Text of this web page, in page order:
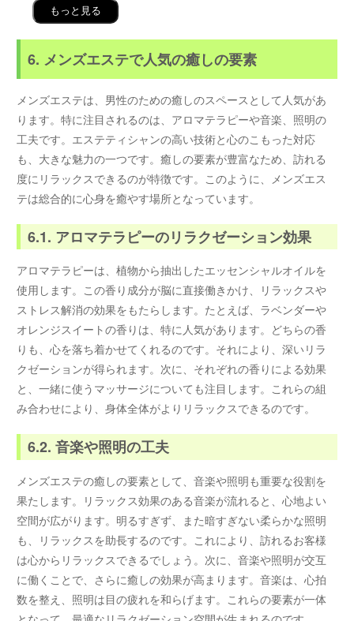
もっと見る
6. メンズエステで人気の癒しの要素
メンズエステは、男性のための癒しのスペースとして人気があ
ります。特に注目されるのは、アロマテラピーや音楽、照明の
工夫です。エステティシャンの高い技術と心のこもった対応
も、大きな魅力の一つです。癒しの要素が豊富なため、訪れる
度にリラックスできるのが特徴です。このように、メンズエス
テは総合的に心身を癒やす場所となっています。
6.1. アロマテラピーのリラクゼーション効果
アロマテラピーは、植物から抽出したエッセンシャルオイルを
使用します。この香り成分が脳に直接働きかけ、リラックスや
ストレス解消の効果をもたらします。たとえば、ラベンダーや
オレンジスイートの香りは、特に人気があります。どちらの香
りも、心を落ち着かせてくれるのです。それにより、深いリラ
クゼーションが得られます。次に、それぞれの香りによる効果
と、一緒に使うマッサージについても注目します。これらの組
み合わせにより、身体全体がよりリラックスできるのです。
6.2. 音楽や照明の工夫
メンズエステの癒しの要素として、音楽や照明も重要な役割を
果たします。リラックス効果のある音楽が流れると、心地よい
空間が広がります。明るすぎず、また暗すぎない柔らかな照明
も、リラックスを助長するのです。これにより、訪れるお客様
は心からリラックスできるでしょう。次に、音楽や照明が交互
に働くことで、さらに癒しの効果が高まります。音楽は、心拍
数を整え、照明は目の疲れを和らげます。これらの要素が一体